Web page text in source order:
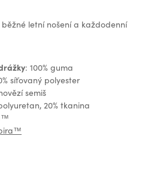
letní nošení a každodenní
: 100% guma
síťovaný polyester
semiš
20% tkanina